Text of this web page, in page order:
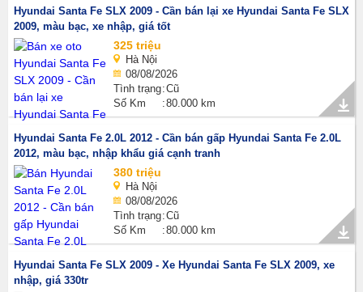
Hyundai Santa Fe SLX 2009 - Cần bán lại xe Hyundai Santa Fe SLX
2009, màu bạc, xe nhập, giá tốt
325 triệu
Hà Nội
08/08/2026
Tình trạng Cũ
Số Km
80.000 km
Hyundai Santa Fe 2.0L 2012 - Cần bán gấp Hyundai Santa Fe 2.0L
2012, màu bạc, nhập khẩu giá cạnh tranh
380 triệu
Hà Nội
08/08/2026
Tình trạng Cũ
Số Km
80.000 km
Hyundai Santa Fe SLX 2009 - Xe Hyundai Santa Fe SLX 2009, xe
nhập, giá 330tr